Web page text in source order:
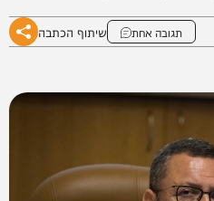
תגובה אחת שיתוף הכתבה